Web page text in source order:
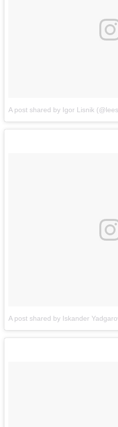
A post shared by Igor Lisnik
A post shared by Iskander